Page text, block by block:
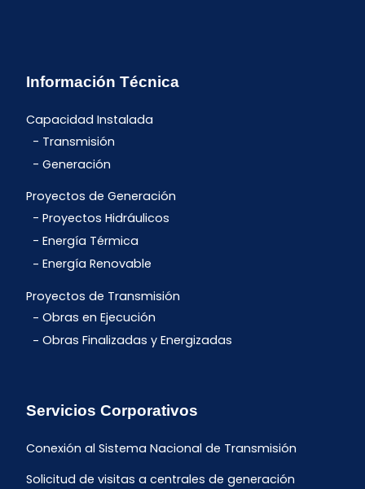
Información Técnica
Capacidad Instalada
Transmisión
Generación
Proyectos de Generación
Proyectos Hidráulicos
Energía Térmica
Energía Renovable
Proyectos de Transmisión
Obras en Ejecución
Obras Finalizadas y Energizadas
Servicios Corporativos
Conexión al Sistema Nacional de Transmisión
Solicitud de visitas a centrales de generación